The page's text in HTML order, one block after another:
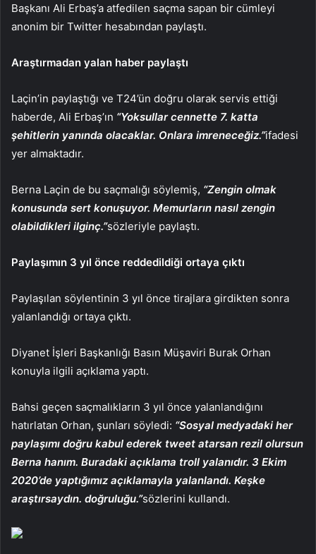
Başkanı Ali Erbaş’a atfedilen saçma sapan bir cümleyi
anonim bir Twitter hesabından paylaştı.
Araştırmadan yalan haber paylaştı
Laçin’in paylaştığı ve T24’ün doğru olarak servis ettiği
haberde, Ali Erbaş’ın “Yoksullar cennette 7. katta
şehitlerin yanında olacaklar. Onlara imreneceğiz.”ifadesi
yer almaktadır.
Berna Laçin de bu saçmalığı söylemiş, “Zengin olmak
konusunda sert konuşuyor. Memurların nasıl zengin
olabildikleri ilginç.”sözleriyle paylaştı.
Paylaşımın 3 yıl önce reddedildiği ortaya çıktı
Paylaşılan söylentinin 3 yıl önce tirajlara girdikten sonra
yalanlandığı ortaya çıktı.
Diyanet İşleri Başkanlığı Basın Müşaviri Burak Orhan
konuyla ilgili açıklama yaptı.
Bahsi geçen saçmalıkların 3 yıl önce yalanlandığını
hatırlatan Orhan, şunları söyledi: “Sosyal medyadaki her
paylaşımı doğru kabul ederek tweet atarsan rezil olursun
Berna hanım. Buradaki açıklama troll yalanıdır. 3 Ekim
2020’de yaptığımız açıklamayla yalanlandı. Keşke
araştırsaydın. doğruluğu.”sözlerini kullandı.